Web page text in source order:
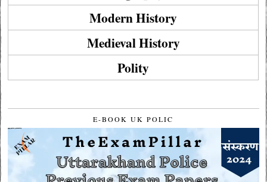
Modern History
Medieval History
Polity
E-BOOK UK POLIC